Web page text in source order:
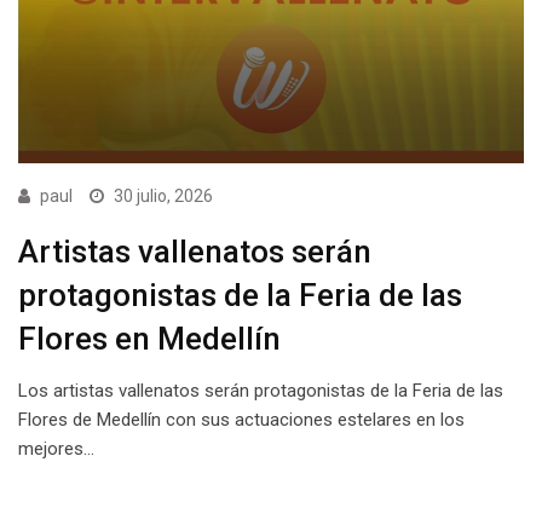
paul 30 julio, 2026
Artistas vallenatos serán
protagonistas de la Feria de las
Flores en Medellín
Los artistas vallenatos serán protagonistas de la Feria de las
Flores de Medellín con sus actuaciones estelares en los
mejores…